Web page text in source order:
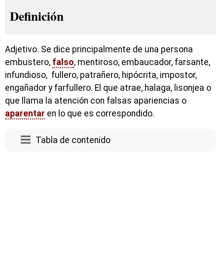
Definición
Adjetivo. Se dice principalmente de una persona
embustero, falso, mentiroso, embaucador, farsante,
infundioso, fullero, patrañero, hipócrita, impostor,
engañador y farfullero. El que atrae, halaga, lisonjea o
que llama la atención con falsas apariencias o
aparentar en lo que es correspondido.
Tabla de contenido